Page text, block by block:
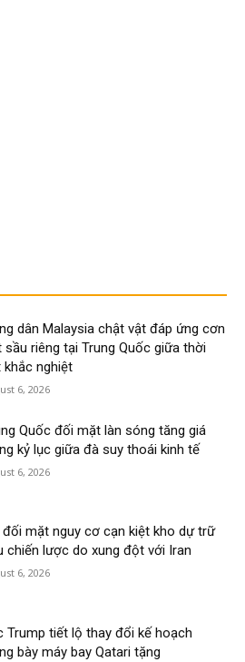
dân Malaysia chật vật đáp ứng cơn
sầu riêng tại Trung Quốc giữa thời
khắc nghiệt
6, 2026
Quốc đối mặt làn sóng tăng giá
kỷ lục giữa đà suy thoái kinh tế
6, 2026
đối mặt nguy cơ cạn kiệt kho dự trữ
chiến lược do xung đột với Iran
6, 2026
Trump tiết lộ thay đổi kế hoạch
bày máy bay Qatari tặng